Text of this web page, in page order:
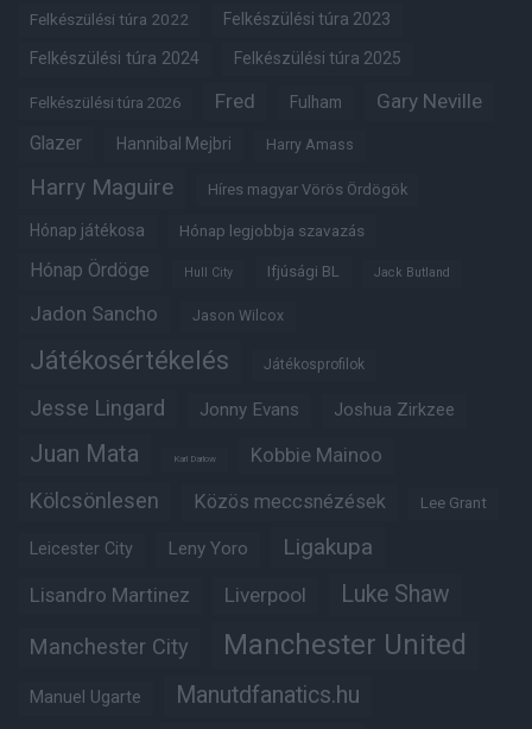
Felkészülési túra 2022 Felkészülési túra 2023
Felkészülési túra 2024 Felkészülési túra 2025
Felkészülési túra 2026 Fred Fulham Gary Neville
Glazer Hannibal Mejbri Harry Amass
Harry Maguire Híres magyar Vörös Ördögök
Hónap játékosa Hónap legjobbja szavazás
Hónap Ördöge Hull City Ifjúsági BL Jack Butland
Jadon Sancho Jason Wilcox
Játékosértékelés Játékosprofilok
Jesse Lingard Jonny Evans Joshua Zirkzee
Juan Mata Karl Darlow Kobbie Mainoo
Kölcsönlesen Közös meccsnézések Lee Grant
Leicester City Leny Yoro Ligakupa
Lisandro Martinez Liverpool Luke Shaw
Manchester City Manchester United
Manuel Ugarte Manutdfanatics.hu